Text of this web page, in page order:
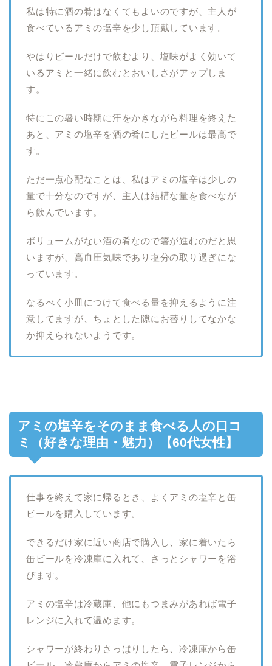
私は特に酒の肴はなくてもよいのですが、主人が
食べているアミの塩辛を少し頂戴しています。
やはりビールだけで飲むより、塩味がよく効いて
いるアミと一緒に飲むとおいしさがアップしま
す。
特にこの暑い時期に汗をかきながら料理を終えた
あと、アミの塩辛を酒の肴にしたビールは最高で
す。
ただ一点心配なことは、私はアミの塩辛は少しの
量で十分なのですが、主人は結構な量を食べなが
ら飲んでいます。
ボリュームがない酒の肴なので箸が進むのだと思
いますが、高血圧気味であり塩分の取り過ぎにな
っています。
なるべく小皿につけて食べる量を抑えるように注
意してますが、ちょとした隙にお替りしてなかな
か抑えられないようです。
アミの塩辛をそのまま食べる人の口コ
ミ（好きな理由・魅力）【60代女性】
仕事を終えて家に帰るとき、よくアミの塩辛と缶
ビールを購入しています。
できるだけ家に近い商店で購入し、家に着いたら
缶ビールを冷凍庫に入れて、さっとシャワーを浴
びます。
アミの塩辛は冷蔵庫、他にもつまみがあれば電子
レンジに入れて温めます。
シャワーが終わりさっぱりしたら、冷凍庫から缶